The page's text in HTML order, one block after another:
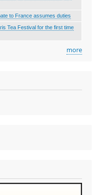
to France assumes duties
Tea Festival for the first time
more